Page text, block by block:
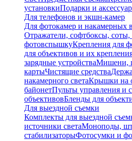
установкиПодарки и
Для телефонов и экшн-камер
Для фотокамер и накамерных
Отражатели, софтбоксы, соты,
фотовспышкуКрепления для
для объективов и их
зарядные устройстваМишени,
картыЧистящие средства
накамерного светаКрышки на
байонетПульты управления и
объективовБленды для
Для выездной съемки
Комплекты для выездной
источники светаМоноподы,
стабилизаторыФотосумки и